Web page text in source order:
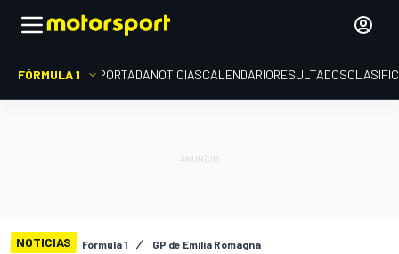
FÓRMULA 1 PORTADANOTICIASCALENDARIORESULTADOS
NOTICIAS Fórmula 1 GP de Emilia Romagna